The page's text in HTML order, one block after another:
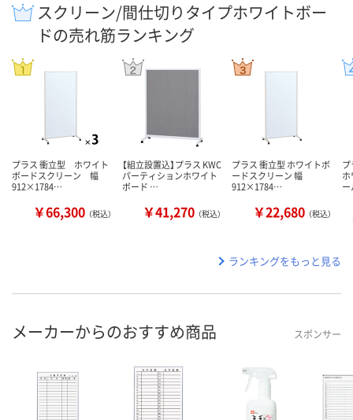
スクリーン/間仕切りタイプホワイトボー
ドの売れ筋ランキング
プラス 衝立型 ホワイト
ボードスクリーン 幅
912×1784…
￥66,300 （税込）
【組立設置込】プラス KWC
パーティションホワイト
ボード …
￥41,270 （税込）
プラス 衝立型 ホワイトボ
ードスクリーン 幅
912×1784…
￥22,680 （税込）
ランキングをもっと見る
メーカーからのおすすめ商品 スポンサー